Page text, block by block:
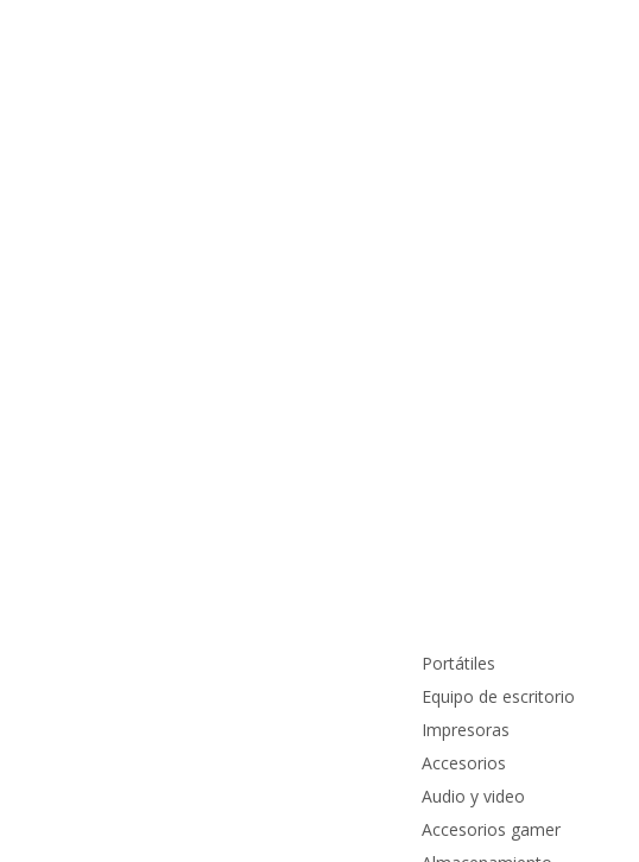
Portátiles
Equipo de escritorio
Impresoras
Accesorios
Audio y video
Accesorios gamer